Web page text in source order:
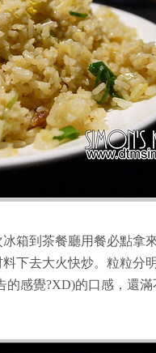
箱到茶餐廳用餐必點拿
下去大火快炒。粒粒分
的感覺?XD)的口感，還